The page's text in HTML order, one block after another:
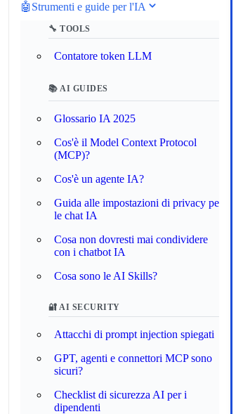
🤖 Strumenti e guide per l'IA
🔧 TOOLS
Contatore token LLM
📚 AI GUIDES
Glossario IA 2025
Cos'è il Model Context Protocol
(MCP)?
Cos'è un agente IA?
Guida alle impostazioni di privacy per
le chat IA
Cosa non dovresti mai condividere
con i chatbot IA
Cosa sono le AI Skills?
🔐 AI SECURITY
Attacchi di prompt injection spiegati
GPT, agenti e connettori MCP sono
sicuri?
Checklist di sicurezza AI per i
dipendenti